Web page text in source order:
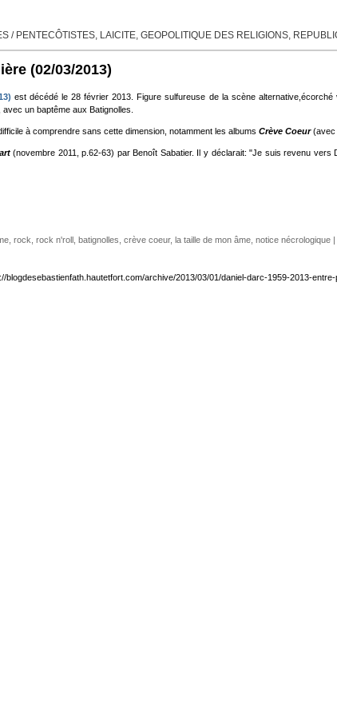
/ PENTECÔTISTES, LAICITE, GEOPOLITIQUE DES RELIGIONS,
(02/03/2013)
est décédé le 28 février 2013. Figure sulfureuse de la scène
, avec un baptême aux Batignolles.
à comprendre sans cette dimension, notamment les albumsCrève Coeur
(novembre 2011, p.62-63) par Benoît Sabatier. Il y déclarait: "Je suis revenu
rock rock n'roll batignolles crève coeur, la taille de mon âme notice nécrologique |
blogdesebastienfath.hautetfort.com/archive/2013/03/01/daniel-darc-1959-2013-